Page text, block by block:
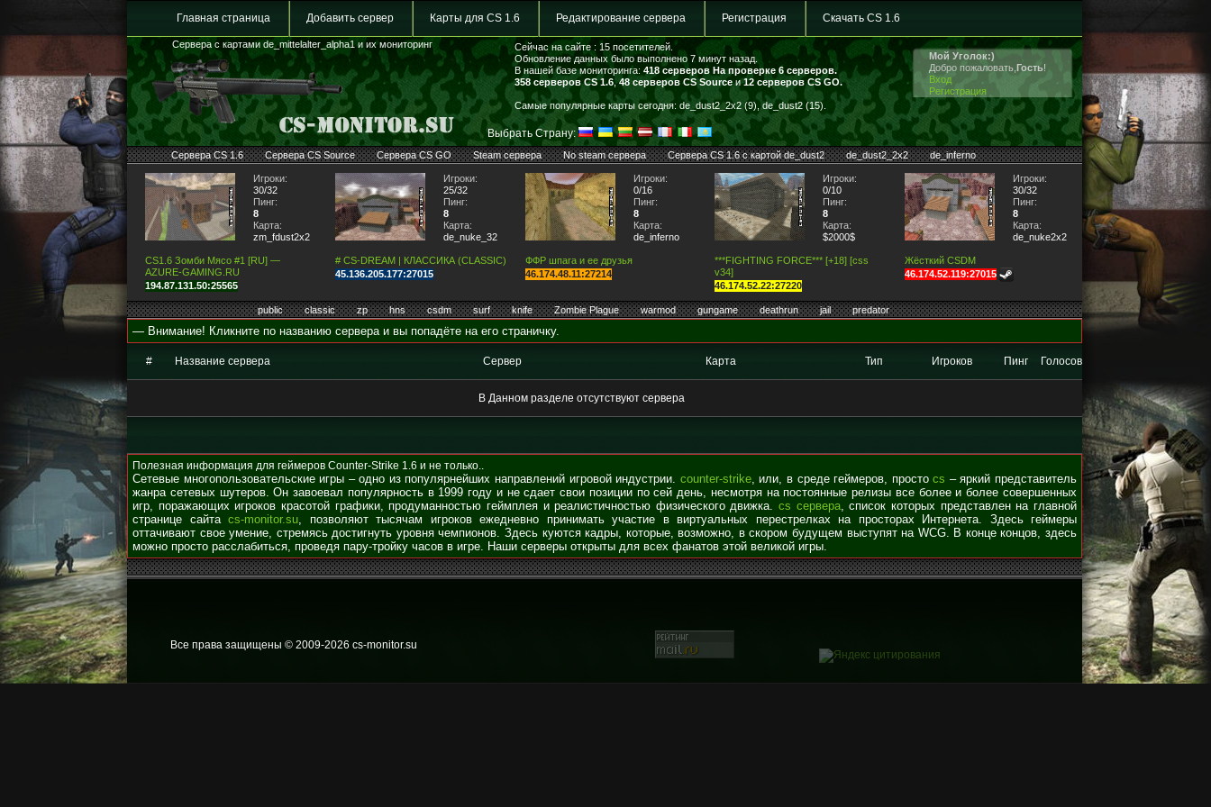
Главная страница Добавить сервер Карты для CS 1.6 Редактирование сервера Регистрация Скачать CS 1.6
Сервера с картами de_mittelalter_alpha1 и их мониторинг
Выбрать Страну:
Сейчас на сайте : 15 посетителей.
Обновление данных было выполнено 7 минут назад.
В нашей базе мониторинга: 418 серверов На проверке 6 серверов.
358 серверов CS 1.6,48 серверов CS Sourceи12 серверов CS GO.
Самые популярные карты сегодня: de_dust2_2x2 (9), de_dust2 (15).
Мой Уголок:)
Добро пожаловать, Гость!
Вход
Регистрация
Сервера CS 1.6 Сервера CS Source Сервера CS GO Steam сервера No steam сервера Сервера CS 1.6 с картой de_dust2 de_dust2_2x2 de_inferno
Игроки:
30/32
Пинг:
8
Карта:
zm_fdust2x2
CS1.6 Зомби Мясо #1 [RU] —
AZURE-GAMING.RU
194.87.131.50:25565
Игроки:
25/32
Пинг:
8
Карта:
de_nuke_32
# CS-DREAM | КЛАССИКА (CLASSIC)
45.136.205.177:27015
Игроки:
0/16
Пинг:
8
Карта:
de_inferno
ФФР шпага и ее друзья
46.174.48.11:27214
Игроки:
0/10
Пинг:
8
Карта:
$2000$
***FIGHTING FORCE*** [+18] [css
v34]
46.174.52.22:27220
Игроки:
30/32
Пинг:
8
Карта:
de_nuke2x2
Жёсткий CSDM
46.174.52.119:27015
public classic zp hns csdm surf knife Zombie Plague warmod gungame deathrun jail predator
— Внимание! Кликните по названию сервера и вы попадёте на его страничку.
# Название сервера Сервер Карта Тип Игроков Пинг Голосов
В Данном разделе отсутствуют сервера
Полезная информация для геймеров Counter-Strike 1.6 и не только..
Сетевые многопользовательские игры – одно из популярнейших направлений игровой индустрии. counter-strike, или, в среде геймеров, простоcs – яркий представитель
жанра сетевых шутеров. Он завоевал популярность в 1999 году и не сдает свои позиции по сей день, несмотря на постоянные релизы все более и более совершенных
игр, поражающих игроков красотой графики, продуманностью геймплея и реалистичностью физического движка.cs сервера, список которых представлен на главной
странице сайта cs-monitor.su, позволяют тысячам игроков ежедневно принимать участие в виртуальных перестрелках на просторах Интернета. Здесь геймеры
оттачивают свое умение, стремясь достигнуть уровня чемпионов. Здесь куются кадры, которые, возможно, в скором будущем выступят на WCG. В конце концов, здесь
можно просто расслабиться, проведя пару-тройку часов в игре. Наши серверы открыты для всех фанатов этой великой игры.
Все права защищены © 2009-2026 cs-monitor.su